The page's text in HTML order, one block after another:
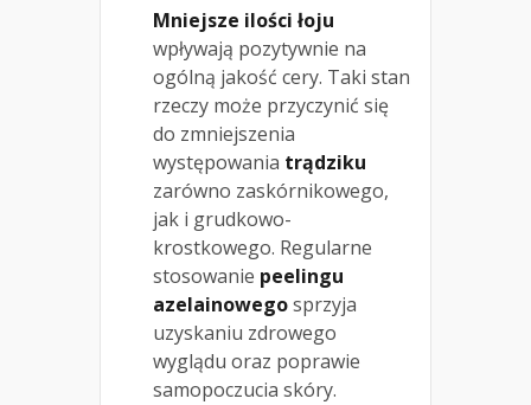
Mniejsze ilości łoju
wpływają pozytywnie na
ogólną jakość cery. Taki stan
rzeczy może przyczynić się
do zmniejszenia
występowania trądziku
zarówno zaskórnikowego,
jak i grudkowo-
krostkowego. Regularne
stosowanie peelingu
azelainowegosprzyja
uzyskaniu zdrowego
wyglądu oraz poprawie
samopoczucia skóry.